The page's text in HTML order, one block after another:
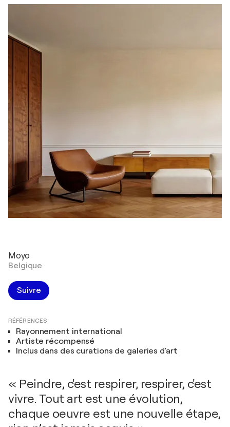
Moyo
Belgique
Suivre
RÉFÉRENCES
Rayonnement international
Artiste récompensé
Inclus dans des curations de galeries d'art
« Peindre, c'est respirer, respirer, c'est
vivre. Tout art est une évolution,
chaque oeuvre est une nouvelle étape,